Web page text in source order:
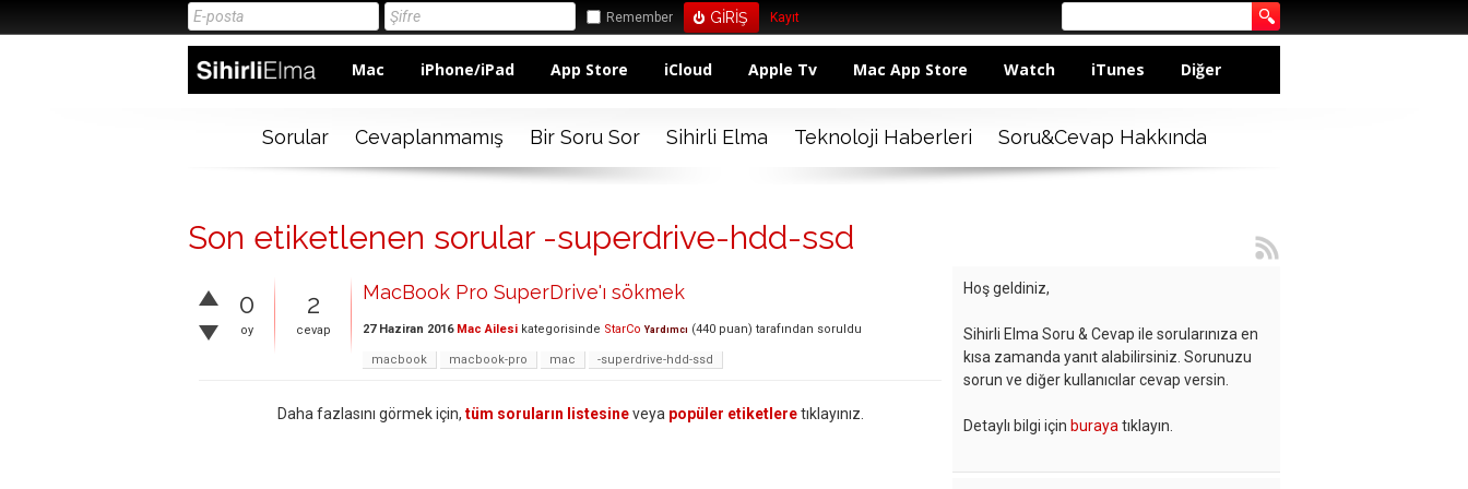
Remember Kayıt
Mac iPhone/iPad App Store iCloud Apple Tv Mac App Store Watch iTunes Diğer
Sorular Cevaplanmamış Bir Soru Sor Sihirli Elma Teknoloji Haberleri Soru&Cevap Hakkında
Son etiketlenen sorular -superdrive-hdd-ssd
0
oy
2
cevap
MacBook Pro SuperDrive'ı sökmek
27 Haziran 2016 Mac Ailesi kategorisinde StarCo Yardımcı (440 puan) tarafından soruldu
macbook macbook-pro mac -superdrive-hdd-ssd
Daha fazlasını görmek için, tüm soruların listesineveya popüler etiketleretıklayınız.
Hoş geldiniz,
Sihirli Elma Soru & Cevap ile sorularınıza en
kısa zamanda yanıt alabilirsiniz. Sorunuzu
sorun ve diğer kullanıcılar cevap versin.
Detaylı bilgi için buraya tıklayın.